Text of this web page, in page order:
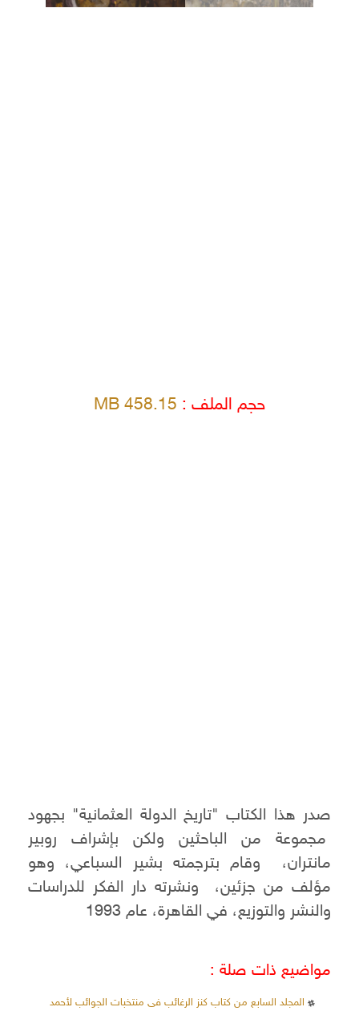
حجم الملف : 458.15 MB
صدر هذا الكتاب "تاريخ الدولة العثمانية" بجهود
مجموعة من الباحثين ولكن بإشراف روبير
مانتران، وقام بترجمته بشير السباعي، وهو
مؤلف من جزئين، ونشرته دار الفكر للدراسات
والنشر والتوزيع، في القاهرة، عام 1993
مواضيع ذات صلة :
المجلد السابع من كتاب كنز الرغائب فى منتخبات الجوائب لأحمد